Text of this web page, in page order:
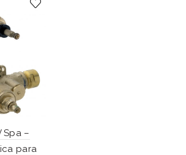
Spa –
para